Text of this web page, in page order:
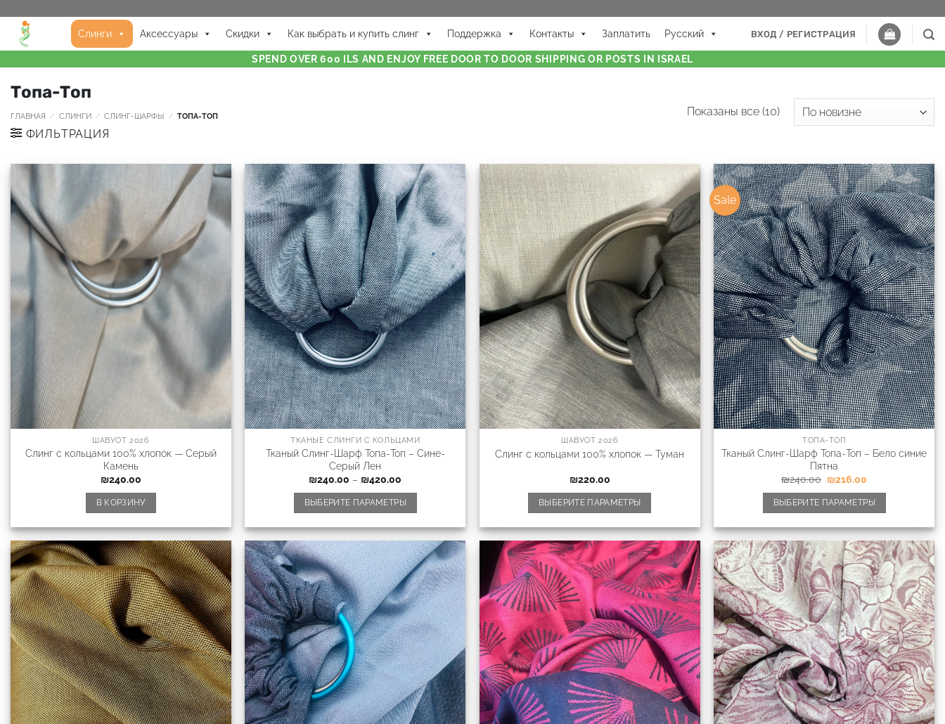
Слинги Аксессуары Скидки Как выбрать и купить слинг Поддержка Контакты Заплатить Русский ВХОД / РЕГИСТРАЦИЯ
SPEND OVER 600 ILS AND ENJOY FREE DOOR TO DOOR SHIPPING OR POSTS IN ISRAEL
Топа-Топ
ГЛАВНАЯ / СЛИНГИ / СЛИНГ-ШАРФЫ / ТОПА-ТОП
ФИЛЬТРАЦИЯ
Показаны все (10)
ШАВУОТ 2026
Слинг с кольцами 100% хлопок — Серый
Камень
₪240.00
В КОРЗИНУ
ТКАНЫЕ СЛИНГИ С КОЛЬЦАМИ
Тканый Слинг-Шарф Топа-Топ – Сине-
Серый Лен
₪240.00 – ₪420.00
ВЫБЕРИТЕ ПАРАМЕТРЫ
ШАВУОТ 2026
Слинг с кольцами 100% хлопок — Туман
₪220.00
ВЫБЕРИТЕ ПАРАМЕТРЫ
Sale
ТОПА-ТОП
Тканый Слинг-Шарф Топа-Топ – Бело синие
Пятна
₪240.00 ₪216.00
ВЫБЕРИТЕ ПАРАМЕТРЫ